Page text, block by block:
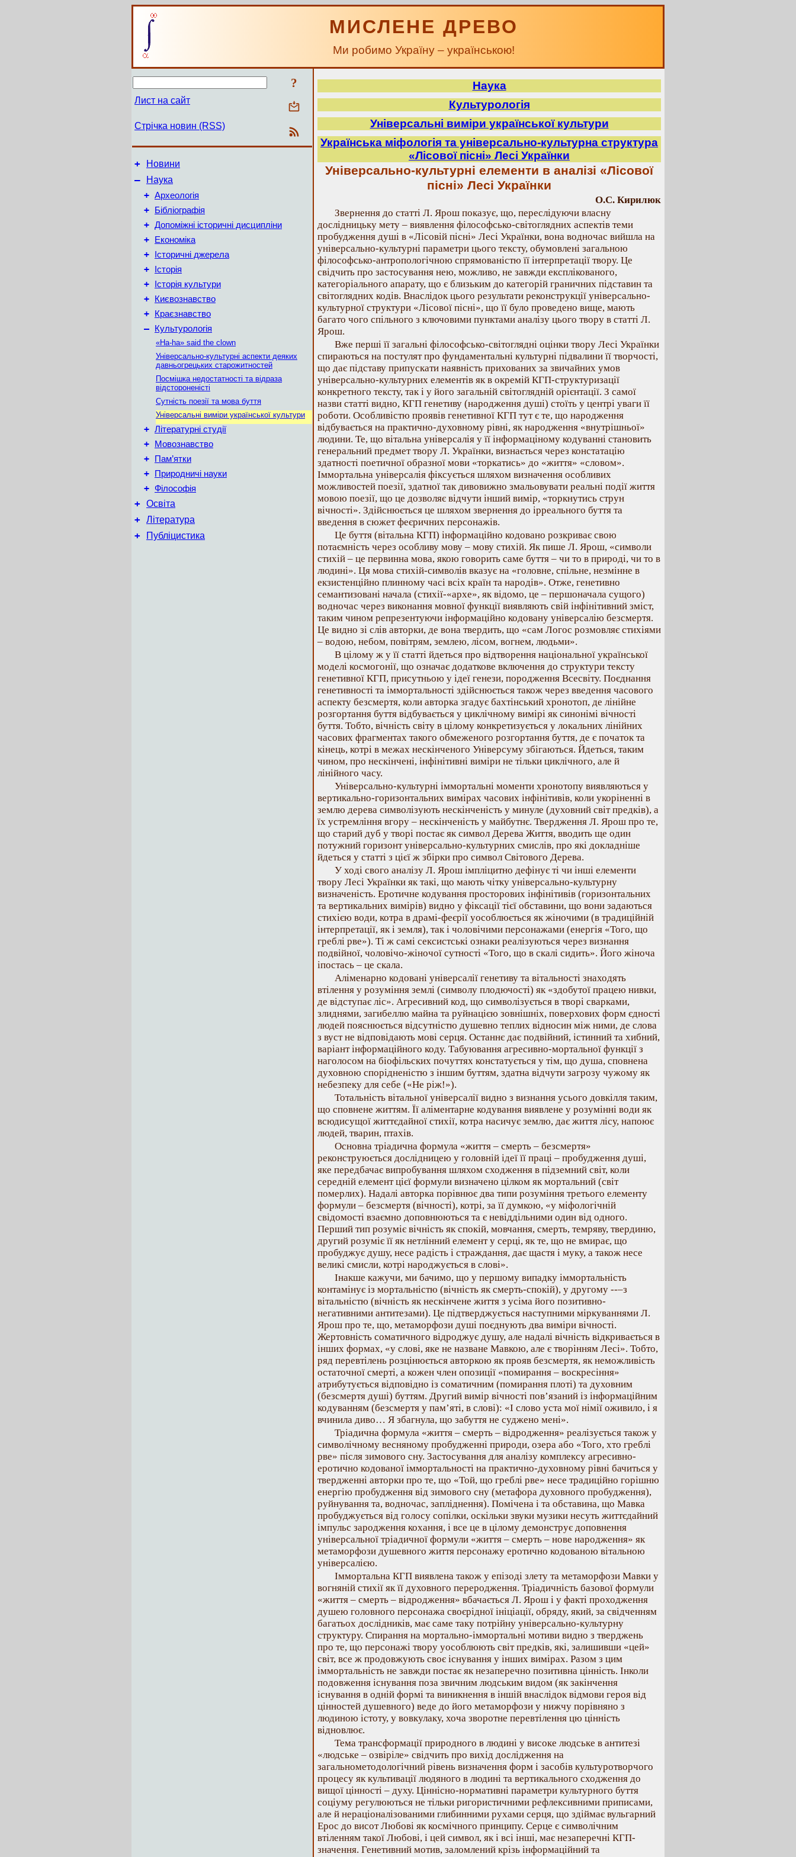
МИСЛЕНЕ ДРЕВО
Ми робимо Україну – українською!
?
Лист на сайт
Стрічка новин (RSS)
+ Новини
–
Наука
+ Археологія
+ Бібліографія
+ Допоміжні історичні дисципліни
+ Економіка
+ Історичні джерела
+ Історія
+ Історія культури
+ Києвознавство
+ Краєзнавство
– Культурологія
«Ha-ha» said the clown
Універсально-культурні аспекти деяких
давньогрецьких старожитностей
Посмішка недостатності та відраза
відстороненісті
Сутність поезії та мова буття
Універсальні виміри української культури
+ Літературні студії
+ Мовознавство
+ Пам’ятки
+ Природничі науки
+ Філософія
+ Освіта
+ Література
+ Публіцистика
Наука
Культурологія
Універсальні виміри української культури
Українська міфологія та універсально-культурна структура
«Лісової пісні» Лесі Українки
Універсально-культурні елементи в аналізі «Лісової
пісні» Лесі Українки
О.С. Кирилюк
Звернення до статті Л. Ярош показує, що, переслідуючи власну
дослідницьку мету – виявлення філософсько-світоглядних аспектів теми
пробудження душі в «Лісовій пісні» Лесі Українки, вона водночас вийшла на
універсально-культурні параметри цього тексту, обумовлені загальною
філософсько-антропологічною спрямованістю її інтерпретації твору. Це
свідчить про застосування нею, можливо, не завжди експлікованого,
категоріального апарату, що є близьким до категорій граничних підставин та
світоглядних кодів. Внаслідок цього результати реконструкції універсально-
культурної структури «Лісової пісні», що її було проведено вище, мають
багато чого спільного з ключовими пунктами аналізу цього твору в статті Л.
Ярош.
Вже перші її загальні філософсько-світоглядні оцінки твору Лесі Українки
спираються на постулят про фундаментальні культурні підвалини її творчості,
що дає підставу припускати наявність прихованих за звичайних умов
універсально-культурних елементів як в окремій КГП-структуризації
конкретного тексту, так і у його загальній світоглядній орієнтації. З самої
назви статті видно, КГП генетиву (народження душі) стоїть у центрі уваги її
роботи. Особливістю проявів генетивної КГП тут є те, що народження
відбувається на практично-духовному рівні, як народження «внутрішньої»
людини. Те, що вітальна універсалія у її інформаціному кодуванні становить
генеральний предмет твору Л. Українки, визнається через констатацію
здатності поетичної образної мови «торкатись» до «життя» «словом».
Іммортальна універсалія фіксується шляхом визначення особливих
можливостей поезії, здатної так дивовижно змальовувати реальні події життя
мовою поезії, що це дозволяє відчути інший вимір, «торкнутись струн
вічності». Здійснюється це шляхом звернення до ірреального буття та
введення в сюжет феєричних персонажів.
Це буття (вітальна КГП) інформаційно кодовано розкриває свою
потаємність через особливу мову – мову стихій. Як пише Л. Ярош, «символи
стихій – це первинна мова, якою говорить саме буття – чи то в природі, чи то в
людині». Ця мова стихій-символів вказує на «головне, спільне, незмінне в
екзистенційно плинному часі всіх країн та народів». Отже, генетивно
семантизовані начала (стихії-«архе», як відомо, це – першоначала сущого)
водночас через виконання мовної функції виявляють свій інфінітивний зміст,
таким чином репрезентуючи інформаційно кодовану універсалію безсмертя.
Це видно зі слів авторки, де вона твердить, що «сам Логос розмовляє стихіями
– водою, небом, повітрям, землею, лісом, вогнем, людьми».
В цілому ж у її статті йдеться про відтворення національної української
моделі космогонії, що означає додаткове включення до структури тексту
генетивної КГП, присутньою у ідеї генези, породження Всесвіту. Поєднання
генетивності та іммортальності здійснюється також через введення часового
аспекту безсмертя, коли авторка згадує бахтінський хронотоп, де лінійне
розгортання буття відбувається у циклічному вимірі як синонімі вічності
буття. Тобто, вічність світу в цілому конкретизується у локальних лінійних
часових фрагментах такого обмеженого розгортання буття, де є початок та
кінець, котрі в межах нескінченого Універсуму збігаються. Йдеться, таким
чином, про нескінчені, інфінітивні виміри не тільки циклічного, але й
лінійного часу.
Універсально-культурні іммортальні моменти хронотопу виявляються у
вертикально-горизонтальних вимірах часових інфінітивів, коли укоріненні в
землю дерева символізують нескінченість у минуле (духовний світ предків), а
їх устремління вгору – нескінченість у майбутнє. Твердження Л. Ярош про те,
що старий дуб у творі постає як символ Дерева Життя, вводить ще один
потужний горизонт універсально-культурних смислів, про які докладніше
йдеться у статті з цієї ж збірки про символ Світового Дерева.
У ході свого аналізу Л. Ярош імпліцитно дефінує ті чи інші елементи
твору Лесі Українки як такі, що мають чітку універсально-культурну
визначеність. Еротичне кодування просторових інфінітивів (горизонтальних
та вертикальних вимірів) видно у фіксації тієї обставини, що вони задаються
стихією води, котра в драмі-феєрії уособлюється як жіночими (в традиційній
інтерпретації, як і земля), так і чоловічими персонажами (енергія «Того, що
греблі рве»). Ті ж самі сексистські ознаки реалізуються через визнання
подвійної, чоловічо-жіночої сутності «Того, що в скалі сидить». Його жіноча
іпостась – це скала.
Аліменарно кодовані універсалії генетиву та вітальності знаходять
втілення у розуміння землі (символу плодючості) як «здобутої працею нивки,
де відступає ліс». Агресивний код, що символізується в творі сварками,
злиднями, загибеллю майна та руйнацією зовнішніх, поверхових форм єдності
людей пояснюється відсутністю душевно теплих відносин між ними, де слова
з вуст не відповідають мові серця. Останнє дає подвійний, істинний та хибний,
варіант інформаційного коду. Табуювання агресивно-мортальної функції з
наголосом на біофільских почуттях констатується у тім, що душа, сповнена
духовною спорідненістю з іншим буттям, здатна відчути загрозу чужому як
небезпеку для себе («Не ріж!»).
Тотальність вітальної універсалії видно з визнання усього довкілля таким,
що сповнене життям. Її аліментарне кодування виявлене у розумінні води як
всюдисущої життєдайної стихії, котра насичує землю, дає життя лісу, напоює
людей, тварин, птахів.
Основна тріадична формула «життя – смерть – безсмертя»
реконструюється дослідницею у головній ідеї її праці – пробудження душі,
яке передбачає випробування шляхом сходження в підземний світ, коли
середній елемент цієї формули визначено цілком як мортальний (світ
померлих). Надалі авторка порівнює два типи розуміння третього елементу
формули – безсмертя (вічності), котрі, за її думкою, «у міфологічній
свідомості взаємно доповнюються та є невіддільними один від одного.
Перший тип розуміє вічність як спокій, мовчання, смерть, темряву, твердиню,
другий розуміє її як нетлінний елемент у серці, як те, що не вмирає, що
пробуджує душу, несе радість і страждання, дає щастя і муку, а також несе
великі смисли, котрі народжується в слові».
Інакше кажучи, ми бачимо, що у першому випадку іммортальність
контамінує із мортальністю (вічність як смерть-спокій), у другому --–з
вітальністю (вічність як нескінчене життя з усіма його позитивно-
негативними антитезами). Це підтверджується наступними міркуваннями Л.
Ярош про те, що, метаморфози душі поєднують два виміри вічності.
Жертовність соматичного відроджує душу, але надалі вічність відкривається в
інших формах, «у слові, яке не назване Мавкою, але є творінням Лесі». Тобто,
ряд перевтілень розцінюється авторкою як прояв безсмертя, як неможливість
остаточної смерті, а кожен член опозиції «помирання – воскресіння»
атрибутується відповідно із соматичним (помирання плоті) та духовним
(безсмертя душі) буттям. Другий вимір вічності пов’язаний із інформаційним
кодуванням (безсмертя у пам’яті, в слові): «І слово уста мої німії оживило, і я
вчинила диво… Я збагнула, що забуття не суджено мені».
Тріадична формула «життя – смерть – відродження» реалізується також у
символічному весняному пробудженні природи, озера або «Того, хто греблі
рве» після зимового сну. Застосування для аналізу комплексу агресивно-
еротично кодованої іммортальності на практично-духовному рівні бачиться у
твердженні авторки про те, що «Той, що греблі рве» несе традиційно горішню
енергію пробудження від зимового сну (метафора духовного пробудження),
руйнування та, водночас, запліднення). Помічена і та обставина, що Мавка
пробуджується від голосу сопілки, оскільки звуки музики несуть життєдайний
імпульс зародження кохання, і все це в цілому демонструє доповнення
універсальної тріадичної формули «життя – смерть – нове народження» як
метаморфози душевного життя персонажу еротично кодованою вітальною
універсалією.
Іммортальна КГП виявлена також у епізоді злету та метаморфози Мавки у
вогняній стихії як її духовного переродження. Тріадичність базової формули
«життя – смерть – відродження» вбачається Л. Ярош і у факті проходження
душею головного персонажа своєрідної ініціації, обряду, який, за свідченням
багатьох дослідників, має саме таку потрійну універсально-культурну
структуру. Спирання на мортально-іммортальні мотиви видно з тверджень
про те, що персонажі твору уособлюють світ предків, які, залишивши «цей»
світ, все ж продовжують своє існування у інших вимірах. Разом з цим
іммортальність не завжди постає як незаперечно позитивна цінність. Інколи
подовження існування поза звичним людським видом (як закінчення
існування в одній формі та виникнення в іншій внаслідок відмови героя від
цінностей душевного) веде до його метаморфози у нижчу порівняно з
людиною істоту, у вовкулаку, хоча зворотне перевтілення цю цінність
відновлює.
Тема трансформації природного в людині у високе людське в антитезі
«людське – озвіріле» свідчить про вихід дослідження на
загальнометодологічний рівень визначення форм і засобів культуротворчого
процесу як культивації людяного в людині та вертикального сходження до
вищої цінності – духу. Ціннісно-нормативні параметри культурного буття
соціуму регулюються не тільки ригористичними рефлексивними приписами,
але й нераціоналізованими глибинними рухами серця, що здіймає вульгарний
Ерос до висот Любові як космічного принципу. Серце є символічним
втіленням такої Любові, і цей символ, як і всі інші, має незаперечні КГП-
значення. Генетивний мотив, заломлений крізь інформаційний та